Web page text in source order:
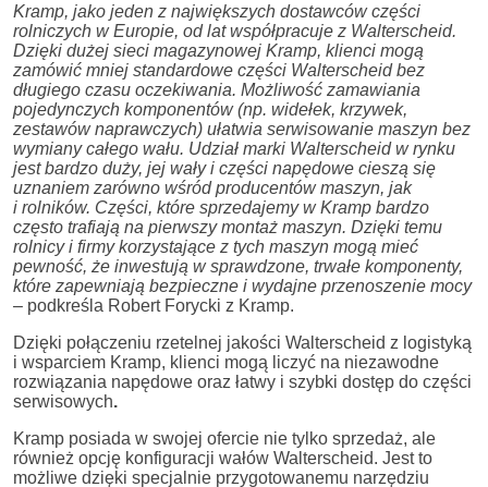
Kramp, jako jeden z największych dostawców części
rolniczych w Europie, od lat współpracuje z Walterscheid.
Dzięki dużej sieci magazynowej Kramp, klienci mogą
zamówić mniej standardowe części Walterscheid bez
długiego czasu oczekiwania. Możliwość zamawiania
pojedynczych komponentów (np. widełek, krzywek,
zestawów naprawczych) ułatwia serwisowanie maszyn bez
wymiany całego wału. Udział marki Walterscheid w rynku
jest bardzo duży, jej wały i części napędowe cieszą się
uznaniem zarówno wśród producentów maszyn, jak
i rolników. Części, które sprzedajemy w Kramp bardzo
często trafiają na pierwszy montaż maszyn. Dzięki temu
rolnicy i firmy korzystające z tych maszyn mogą mieć
pewność, że inwestują w sprawdzone, trwałe komponenty,
które zapewniają bezpieczne i wydajne przenoszenie mocy
– podkreśla Robert Forycki z Kramp.
Dzięki połączeniu rzetelnej jakości Walterscheid z logistyką
i wsparciem Kramp, klienci mogą liczyć na niezawodne
rozwiązania napędowe oraz łatwy i szybki dostęp do części
serwisowych.
Kramp posiada w swojej ofercie nie tylko sprzedaż, ale
również opcję konfiguracji wałów Walterscheid. Jest to
możliwe dzięki specjalnie przygotowanemu narzędziu